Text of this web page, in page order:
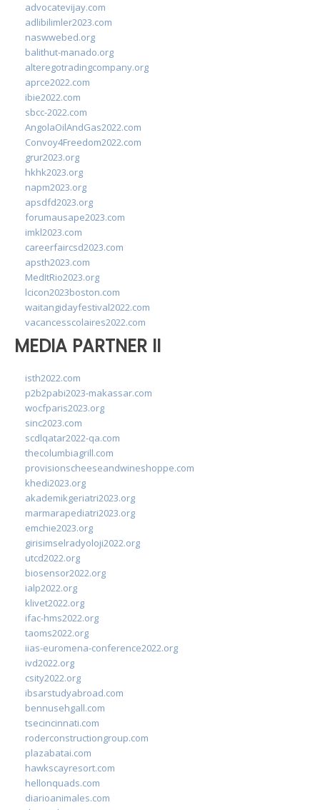
advocatevijay.com
adlibilimler2023.com
naswwebed.org
balithut-manado.org
alteregotradingcompany.org
aprce2022.com
ibie2022.com
sbcc-2022.com
AngolaOilAndGas2022.com
Convoy4Freedom2022.com
grur2023.org
hkhk2023.org
napm2023.org
apsdfd2023.org
forumausape2023.com
imkl2023.com
careerfaircsd2023.com
apsth2023.com
MedItRio2023.org
lcicon2023boston.com
waitangidayfestival2022.com
vacancesscolaires2022.com
MEDIA PARTNER II
isth2022.com
p2b2pabi2023-makassar.com
wocfparis2023.org
sinc2023.com
scdlqatar2022-qa.com
thecolumbiagrill.com
provisionscheeseandwineshoppe.com
khedi2023.org
akademikgeriatri2023.org
marmarapediatri2023.org
emchie2023.org
girisimselradyoloji2022.org
utcd2022.org
biosensor2022.org
ialp2022.org
klivet2022.org
ifac-hms2022.org
taoms2022.org
iias-euromena-conference2022.org
ivd2022.org
csity2022.org
ibsarstudyabroad.com
bennusehgall.com
tsecincinnati.com
roderconstructiongroup.com
plazabatai.com
hawkscayresort.com
hellonquads.com
diarioanimales.com